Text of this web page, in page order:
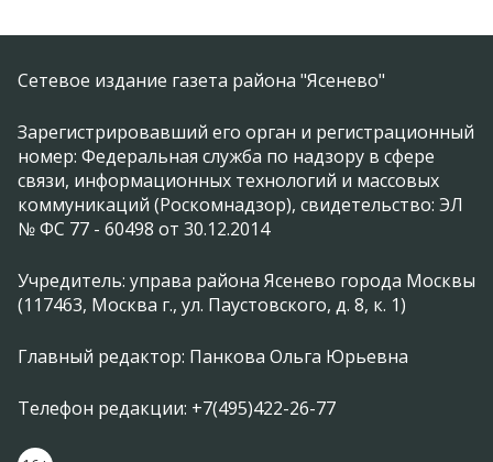
Сетевое издание газета района "Ясенево"
Зарегистрировавший его орган и регистрационный
номер: Федеральная служба по надзору в сфере
связи, информационных технологий и массовых
коммуникаций (Роскомнадзор), свидетельство: ЭЛ
№ ФС 77 - 60498 от 30.12.2014
Учредитель: управа района Ясенево города Москвы
(117463, Москва г., ул. Паустовского, д. 8, к. 1)
Главный редактор: Панкова Ольга Юрьевна
Телефон редакции: +7(495)422-26-77